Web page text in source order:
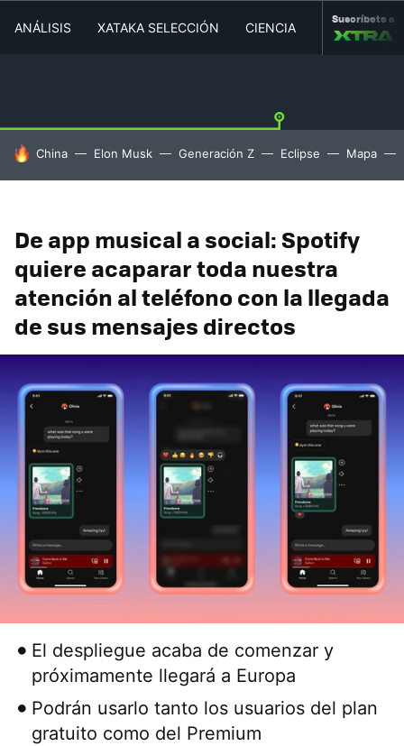
ANÁLISIS XATAKA SELECCIÓN CIENCIA MOVILIDAD
Suscríbete a
HOY SE HABLA DE
China Elon Musk Generación Z Eclipse Mapa
De app musical a social: Spotify
quiere acaparar toda nuestra
atención al teléfono con la llegada
de sus mensajes directos
El despliegue acaba de comenzar y
próximamente llegará a Europa
Podrán usarlo tanto los usuarios del plan
gratuito como del Premium